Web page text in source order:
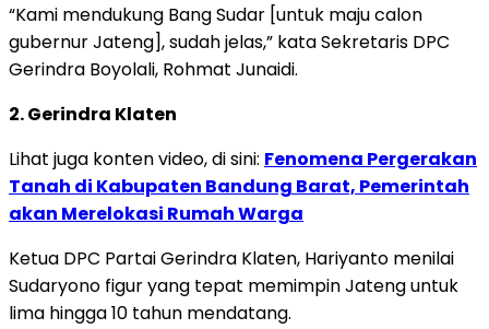
“Kami mendukung Bang Sudar [untuk maju calon
gubernur Jateng], sudah jelas,” kata Sekretaris DPC
Gerindra Boyolali, Rohmat Junaidi.
2. Gerindra Klaten
Lihat juga konten video, di sini: Fenomena Pergerakan
Tanah di Kabupaten Bandung Barat, Pemerintah
akan Merelokasi Rumah Warga
Ketua DPC Partai Gerindra Klaten, Hariyanto menilai
Sudaryono figur yang tepat memimpin Jateng untuk
lima hingga 10 tahun mendatang.